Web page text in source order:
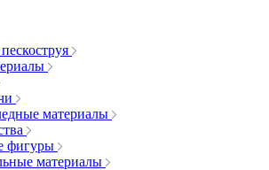
материалы
фигуры
материалы